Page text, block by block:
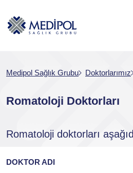
Medipol Sağlık Grubu Doktorlarımız
Romatoloji Doktorları
Romatoloji doktorları
DOKTOR ADI